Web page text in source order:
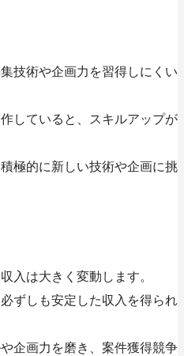
技術や企画力を習得しにくい
していると、スキルアップが
極的に新しい技術や企画に挑
入は大きく変動します。
ずしも安定した収入を得られ
企画力を磨き、案件獲得競争